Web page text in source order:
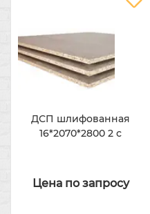
ДСП шлифованная
16*2070*2800 2 с
Цена по запросу